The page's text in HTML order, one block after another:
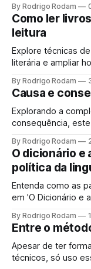
By Rodrigo Rodam
Como ler
leitura
Explore técnicas
literária e ampliar
By Rodrigo Rodam
Causa e
Explorando a
consequência,
pensamento crítico
By Rodrigo Rodam
O dicionário e
política da
Entenda como as
em 'O Dicionário e
Abordamos a
cuidado e pensar
aos jogos políticos
By Rodrigo Rodam
Entre o
Apesar de ter
técnicos, só uso